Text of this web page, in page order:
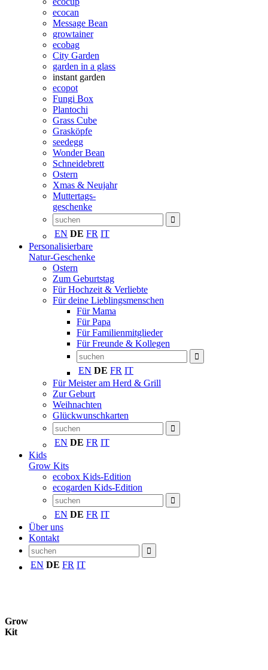
ecocan
Message Bean
growtainer
ecobag
City Garden
garden in a glass
instant garden
ecopot
Fungi Box
Plantochi
Grass Cube
Grasköpfe
seedegg
Wonder Bean
Schneidebrett
Ostern
Xmas & Neujahr
Muttertags-
geschenke
EN DE FR IT
Personalisierbare
Natur-Geschenke
Ostern
Zum Geburtstag
Für Hochzeit & Verliebte
Für deine Lieblingsmenschen
Für Mama
Für Papa
Für Familienmitglieder
Für Freunde & Kollegen
EN DE FR IT
Für Meister am Herd & Grill
Zur Geburt
Weihnachten
Glückwunschkarten
EN DE FR IT
Kids
Grow Kits
ecobox Kids-Edition
ecogarden Kids-Edition
EN DE FR IT
Über uns
Kontakt
EN DE FR IT
Grow
Kit